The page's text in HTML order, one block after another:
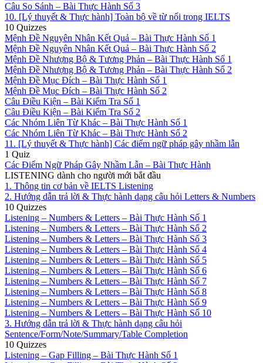
Câu So Sánh – Bài Thực Hành Số 3
10. [Lý thuyết & Thực hành] Toàn bộ về từ nối trong IELTS
10 Quizzes
Mệnh Đề Nguyên Nhân Kết Quả – Bài Thực Hành Số 1
Mệnh Đề Nguyên Nhân Kết Quả – Bài Thực Hành Số 2
Mệnh Đề Nhượng Bộ & Tương Phản – Bài Thực Hành Số 1
Mệnh Đề Nhượng Bộ & Tương Phản – Bài Thực Hành Số 2
Mệnh Đề Mục Đích – Bài Thực Hành Số 1
Mệnh Đề Mục Đích – Bài Thực Hành Số 2
Câu Điều Kiện – Bài Kiểm Tra Số 1
Câu Điều Kiện – Bài Kiểm Tra Số 2
Các Nhóm Liên Từ Khác – Bài Thực Hành Số 1
Các Nhóm Liên Từ Khác – Bài Thực Hành Số 2
11. [Lý thuyết & Thực hành] Các điểm ngữ pháp gây nhầm lẫn
1 Quiz
Các Điểm Ngữ Pháp Gây Nhầm Lẫn – Bài Thực Hành
LISTENING dành cho người mới bắt đầu
1. Thông tin cơ bản về IELTS Listening
2. Hướng dẫn trả lời & Thực hành dạng câu hỏi Letters & Numbers
10 Quizzes
Listening – Numbers & Letters – Bài Thực Hành Số 1
Listening – Numbers & Letters – Bài Thực Hành Số 2
Listening – Numbers & Letters – Bài Thực Hành Số 3
Listening – Numbers & Letters – Bài Thực Hành Số 4
Listening – Numbers & Letters – Bài Thực Hành Số 5
Listening – Numbers & Letters – Bài Thực Hành Số 6
Listening – Numbers & Letters – Bài Thực Hành Số 7
Listening – Numbers & Letters – Bài Thực Hành Số 8
Listening – Numbers & Letters – Bài Thực Hành Số 9
Listening – Numbers & Letters – Bài Thực Hành Số 10
3. Hướng dẫn trả lời & Thực hành dạng câu hỏi
Sentence/Form/Note/Summary/Table Completion
10 Quizzes
Listening – Gap Filling – Bài Thực Hành Số 1